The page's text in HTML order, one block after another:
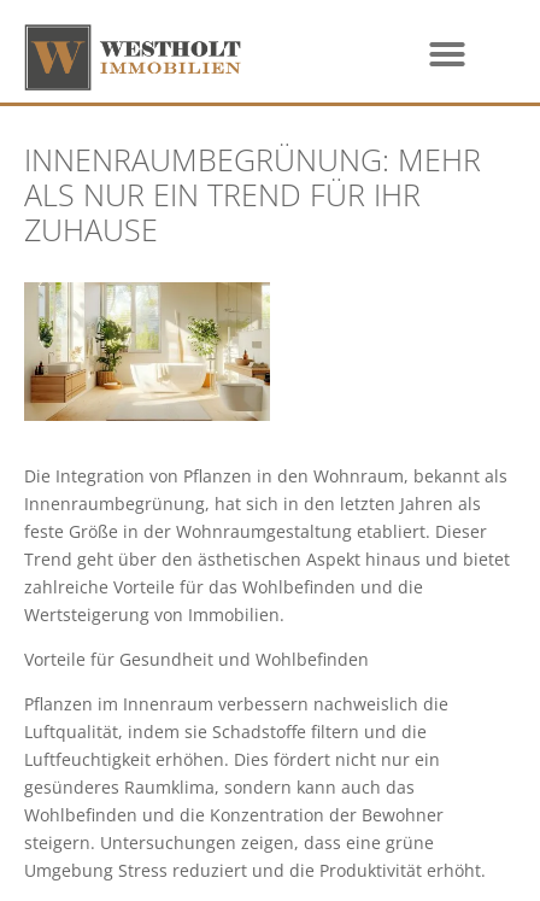
INNENRAUMBEGRÜNUNG: MEHR
ALS NUR EIN TREND FÜR IHR
ZUHAUSE
Die Integration von Pflanzen in den Wohnraum, bekannt als
Innenraumbegrünung, hat sich in den letzten Jahren als
feste Größe in der Wohnraumgestaltung etabliert. Dieser
Trend geht über den ästhetischen Aspekt hinaus und bietet
zahlreiche Vorteile für das Wohlbefinden und die
Wertsteigerung von Immobilien.
Vorteile für Gesundheit und Wohlbefinden
Pflanzen im Innenraum verbessern nachweislich die
Luftqualität, indem sie Schadstoffe filtern und die
Luftfeuchtigkeit erhöhen. Dies fördert nicht nur ein
gesünderes Raumklima, sondern kann auch das
Wohlbefinden und die Konzentration der Bewohner
steigern. Untersuchungen zeigen, dass eine grüne
Umgebung Stress reduziert und die Produktivität erhöht.